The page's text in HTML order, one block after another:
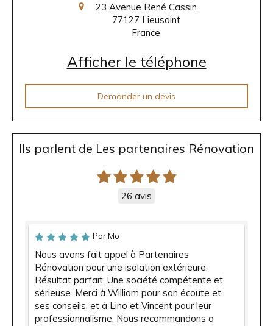
23 Avenue René Cassin
77127 Lieusaint
France
Afficher le téléphone
Demander un devis
Ils parlent de Les partenaires Rénovation
26 avis
Par Mo
Nous avons fait appel à Partenaires
Rénovation pour une isolation extérieure.
Résultat parfait. Une société compétente et
sérieuse. Merci à William pour son écoute et
ses conseils, et à Lino et Vincent pour leur
professionnalisme. Nous recommandons a